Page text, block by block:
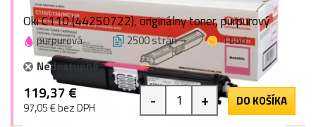
Oki C110 (44250722), originálny toner, purpurový
purpurová 2500 strán
1 bod
Nedostupné
119,37 €
97,05 € bez DPH - + DO KOŠÍKA